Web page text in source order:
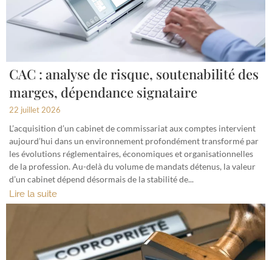
CAC : analyse de risque, soutenabilité des
marges, dépendance signataire
22 juillet 2026
L’acquisition d’un cabinet de commissariat aux comptes intervient
aujourd’hui dans un environnement profondément transformé par
les évolutions réglementaires, économiques et organisationnelles
de la profession. Au-delà du volume de mandats détenus, la valeur
d’un cabinet dépend désormais de la stabilité de...
Lire la suite